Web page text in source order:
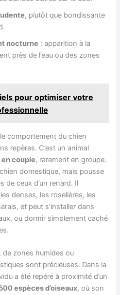
, plutôt que bondissante
nocturne : apparition à la
près de l’eau ou des zones
pour optimiser votre
comportement du chien
repères. C’est un animal
couple, rarement en groupe.
domestique, mais pousse
de ceux d’un renard. Il
denses, les roselières, les
et peut s’installer dans
ou dormir simplement caché
de zones humides ou
sont précieuses. Dans la
a été repéré à proximité d’un
espèces d’oiseaux, où son